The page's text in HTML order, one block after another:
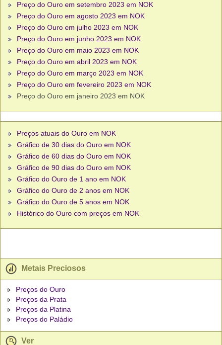
Preço do Ouro em setembro 2023 em NOK
Preço do Ouro em agosto 2023 em NOK
Preço do Ouro em julho 2023 em NOK
Preço do Ouro em junho 2023 em NOK
Preço do Ouro em maio 2023 em NOK
Preço do Ouro em abril 2023 em NOK
Preço do Ouro em março 2023 em NOK
Preço do Ouro em fevereiro 2023 em NOK
Preço do Ouro em janeiro 2023 em NOK
Preços atuais do Ouro em NOK
Gráfico de 30 dias do Ouro em NOK
Gráfico de 60 dias do Ouro em NOK
Gráfico de 90 dias do Ouro em NOK
Gráfico do Ouro de 1 ano em NOK
Gráfico do Ouro de 2 anos em NOK
Gráfico do Ouro de 5 anos em NOK
Histórico do Ouro com preços em NOK
Metais Preciosos
Preços do Ouro
Preços da Prata
Preços da Platina
Preços do Paládio
Ver